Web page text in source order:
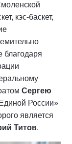
кэс-баскет,
благодаря
Сергею
России»
является
Титов.